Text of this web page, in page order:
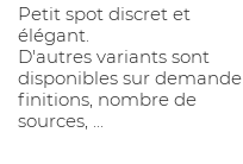
Petit spot discret et
élégant.
D'autres variants sont
disponibles sur demande
finitions, nombre de
sources, ...